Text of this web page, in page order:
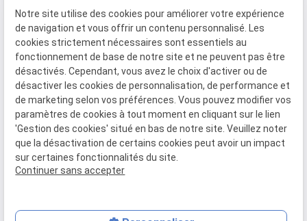
01 45 39 27 48
VOTRE OPTICIEN
Lunettes de vue
Lunettes de soleil
LIENS UTILES
Plan du site
Mentions légales
Politique de confidentialité
Notre site utilise des cookies pour améliorer votre expérience
de navigation et vous offrir un contenu personnalisé. Les
cookies strictement nécessaires sont essentiels au
fonctionnement de base de notre site et ne peuvent pas être
désactivés. Cependant, vous avez le choix d'activer ou de
désactiver les cookies de personnalisation, de performance et
de marketing selon vos préférences. Vous pouvez modifier vos
paramètres de cookies à tout moment en cliquant sur le lien
'Gestion des cookies' situé en bas de notre site. Veuillez noter
que la désactivation de certains cookies peut avoir un impact
sur certaines fonctionnalités du site.
Continuer sans accepter